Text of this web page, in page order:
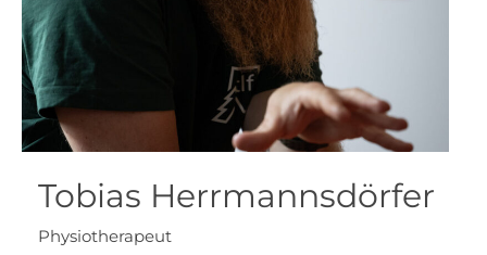
Tobias Herrmannsdörfer
Physiotherapeut